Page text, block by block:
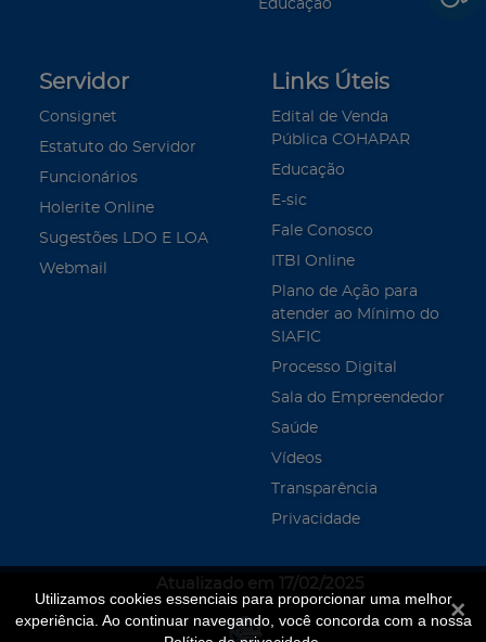
Utilizamos cookies essenciais para proporcionar uma melhor
experiência. Ao continuar navegando, você concorda com a nossa
Educação
Servidor
Consignet
Estatuto do Servidor
Funcionários
Holerite Online
Sugestões LDO E LOA
Webmail
Links Úteis
Edital de Venda
Pública COHAPAR
Educação
E-sic
Fale Conosco
ITBI Online
Plano de Ação para
atender ao Mínimo do
SIAFIC
Processo Digital
Sala do Empreendedor
Saúde
Vídeos
Transparência
Privacidade
Atualizado em 17/02/2025